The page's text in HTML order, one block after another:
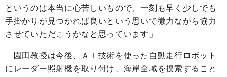
というのは本当に心苦しいもので、一刻も早く少しでも
手掛かりが見つかれば良いという思いで微力ながら協力
させていただこうかなと思っています」
園田教授は今後、ＡＩ技術を使った自動走行ロボット
にレーダー照射機を取り付け、海岸全域を捜索すること